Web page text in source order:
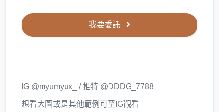
我要委託
IG @myumyux_ / 推特 @DDDG_7788
想看大圖或是其他範例可至IG觀看